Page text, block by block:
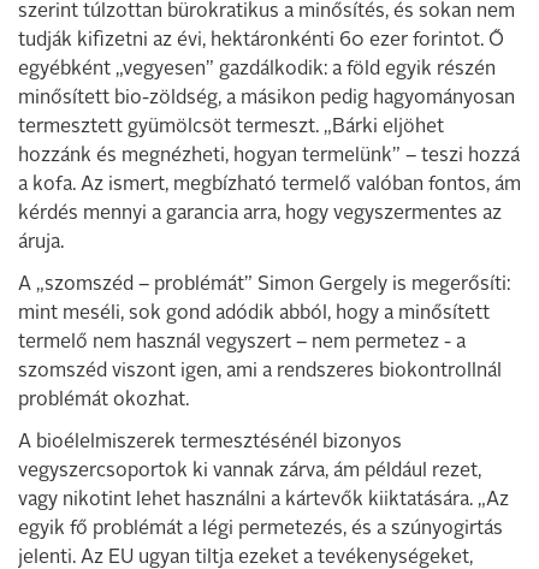
szerint túlzottan bürokratikus a minősítés, és sokan nem
tudják kifizetni az évi, hektáronkénti 60 ezer forintot. Ő
egyébként „vegyesen” gazdálkodik: a föld egyik részén
minősített bio-zöldség, a másikon pedig hagyományosan
termesztett gyümölcsöt termeszt. „Bárki eljöhet
hozzánk és megnézheti, hogyan termelünk” – teszi hozzá
a kofa. Az ismert, megbízható termelő valóban fontos, ám
kérdés mennyi a garancia arra, hogy vegyszermentes az
áruja.
A „szomszéd – problémát” Simon Gergely is megerősíti:
mint meséli, sok gond adódik abból, hogy a minősített
termelő nem használ vegyszert – nem permetez - a
szomszéd viszont igen, ami a rendszeres biokontrollnál
problémát okozhat.
A bioélelmiszerek termesztésénél bizonyos
vegyszercsoportok ki vannak zárva, ám például rezet,
vagy nikotint lehet használni a kártevők kiiktatására. „Az
egyik fő problémát a légi permetezés, és a szúnyogirtás
jelenti. Az EU ugyan tiltja ezeket a tevékenységeket,